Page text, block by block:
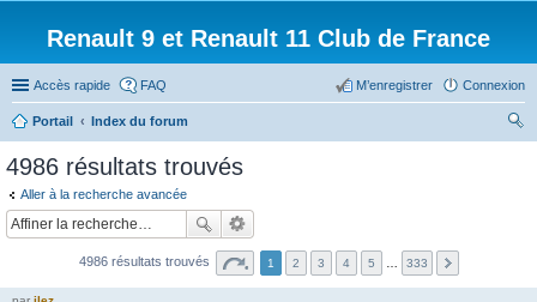
Renault 9 et Renault 11 Club de France
Accès rapide FAQ Connexion
M’enregistrer
Portail
Index du forum
4986 résultats trouvés
Aller à la recherche avancée
4986 résultats trouvés 1 2 3 4 5 333